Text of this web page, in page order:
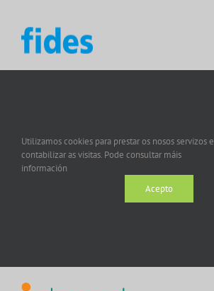
Utilizamos cookies para prestar os nosos servizos e
contabilizar as visitas. Pode consultar máis
información
Acepto